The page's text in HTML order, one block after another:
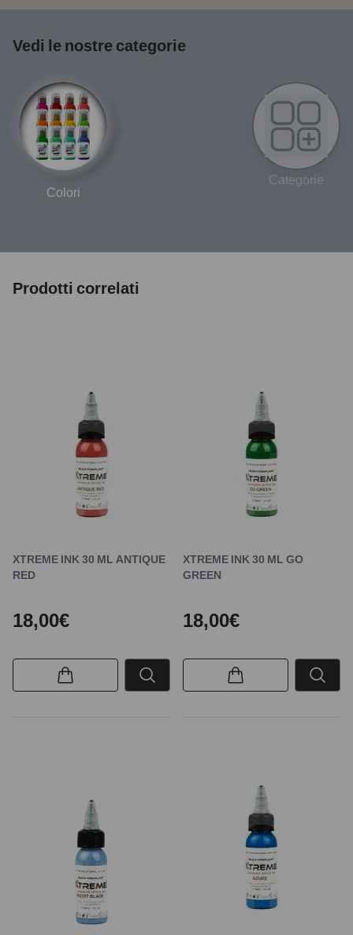
Vedi le nostre categorie
Colori
Categorie
Prodotti correlati
XTREME INK 30 ML ANTIQUE
RED
18,00€
XTREME INK 30 ML GO
GREEN
18,00€